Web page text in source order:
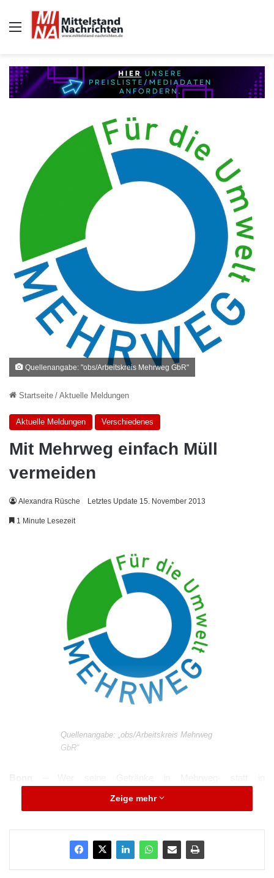
Auswahl
Quellenangabe: "obs/Arbeitskreis Mehrweg GbR"
Startseite / Aktuelle Meldungen
Aktuelle Meldungen Verschiedenes
Mit Mehrweg einfach Müll
vermeiden
Alexandra Rüsche Letztes Update 15. November 2013
1 Minute Lesezeit
Quellenangabe: „obs/Arbeitskreis Mehrweg
GbR“
Einwegflaschen kauft, kann ganz einfach einen Beitrag zur
Abfallvermeidung leisten. Laut Naturschutzbund Deutschland
Millionen Tonnen CO2 einsparen, wenn der Anteil an ökologisch
vorteilhaften Getränkeverpackungen von aktuell rund 50
Prozent wieder auf die gesetzlich geforderten 80 Prozent
Zeige mehr